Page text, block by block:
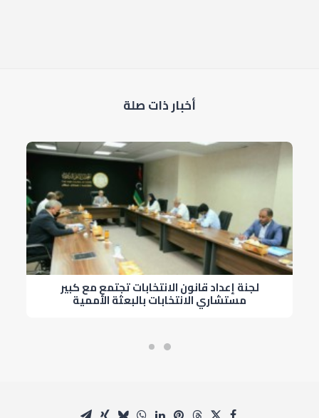
أخبار ذات صلة
لجنة إعداد قانون الانتخابات تجتمع مع كبير
مستشاري الانتخابات بالبعثة الأممية